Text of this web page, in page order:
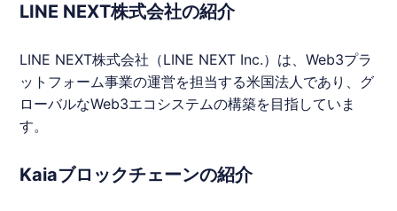
LINE NEXT株式会社の紹介
LINE NEXT株式会社（LINE NEXT Inc.）は、Web3プラ
ットフォーム事業の運営を担当する米国法人であり、グ
ローバルなWeb3エコシステムの構築を目指していま
す。
Kaiaブロックチェーンの紹介